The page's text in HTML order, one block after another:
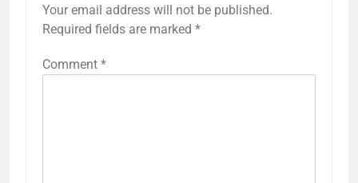
Your email address will not be published.
Required fields are marked *
Comment *